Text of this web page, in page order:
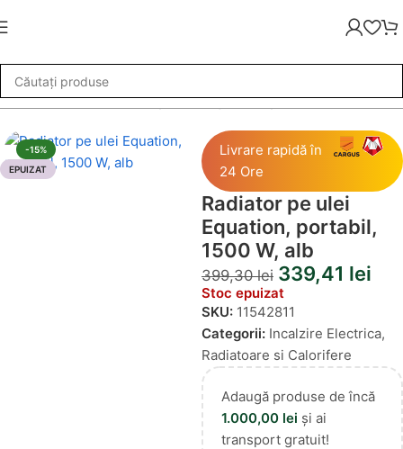
Electrica»Radiator pe ulei Equation, portabil, 1500 W, alb
-15%
EPUIZAT
Livrare rapidă în
24 Ore
Radiator pe ulei
Equation, portabil,
1500 W, alb
399,30lei 339,41 lei
Stoc epuizat
SKU: 11542811
Categorii: Incalzire Electrica,
Radiatoare si Calorifere
Adaugă produse de încă
1.000,00 lei și ai
transport gratuit!